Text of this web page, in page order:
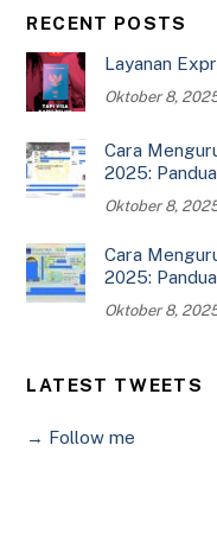
RECENT POSTS
Layanan
Oktober 8,
Cara
2025:
Oktober 8,
Cara
2025:
Oktober 8,
LATEST TWEETS
→ Follow me